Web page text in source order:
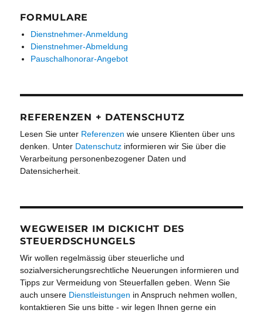
FORMULARE
Dienstnehmer-Anmeldung
Dienstnehmer-Abmeldung
Pauschalhonorar-Angebot
REFERENZEN + DATENSCHUTZ
Lesen Sie unter Referenzen wie unsere Klienten über uns
denken. Unter Datenschutz informieren wir Sie über die
Verarbeitung personenbezogener Daten und
Datensicherheit.
WEGWEISER IM DICKICHT DES
STEUERDSCHUNGELS
Wir wollen regelmässig über steuerliche und
sozialversicherungsrechtliche Neuerungen informieren und
Tipps zur Vermeidung von Steuerfallen geben. Wenn Sie
auch unsere Dienstleistungen in Anspruch nehmen wollen,
kontaktieren Sie uns bitte - wir legen Ihnen gerne ein